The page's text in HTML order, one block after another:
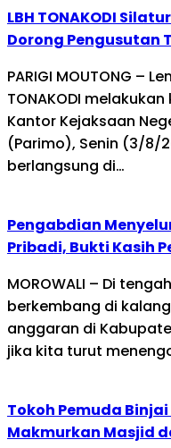
LBH TONAKODI
Dorong Pengusutan
PARIGI MOUTONG –
TONAKODI
Kantor Kejaksaan
(Parimo), Senin (3/8/
berlangsung di…
Pengabdian
Pribadi, Bukti Kasih
MOROWALI – Di
berkembang di
anggaran di
jika kita turut
Tokoh Pemuda
Makmurkan Masjid